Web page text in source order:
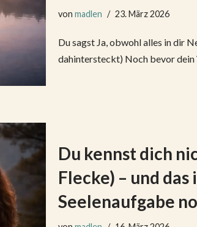
von madlen 23. März 2026
Du sagst Ja, obwohl alles in dir
dahintersteckt) Noch bevor
Du kennst dich
Flecke) – und
Seelenaufgabe